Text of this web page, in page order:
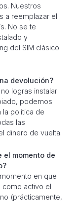
Nuestros
a reemplazar el
No se te
y
del SIM clásico
devolución?
logras instalar
podemos
política de
las
dinero de vuelta.
el momento de
en que
como activo el
(prácticamente,